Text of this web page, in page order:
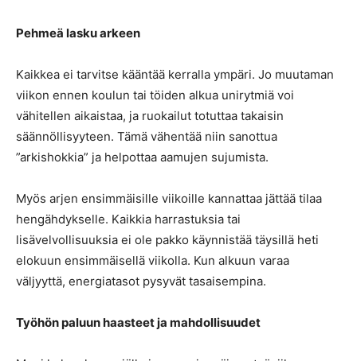
Pehmeä lasku arkeen
Kaikkea ei tarvitse kääntää kerralla ympäri. Jo muutaman
viikon ennen koulun tai töiden alkua unirytmiä voi
vähitellen aikaistaa, ja ruokailut totuttaa takaisin
säännöllisyyteen. Tämä vähentää niin sanottua
”arkishokkia” ja helpottaa aamujen sujumista.
Myös arjen ensimmäisille viikoille kannattaa jättää tilaa
hengähdykselle. Kaikkia harrastuksia tai
lisävelvollisuuksia ei ole pakko käynnistää täysillä heti
elokuun ensimmäisellä viikolla. Kun alkuun varaa
väljyyttä, energiatasot pysyvät tasaisempina.
Työhön paluun haasteet ja mahdollisuudet